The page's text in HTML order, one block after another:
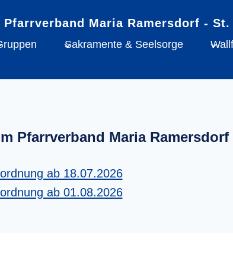
Sakramente & Seelsorge
Pfarrverband Maria Ramersdorf
ab 18.07.2026
ab 01.08.2026